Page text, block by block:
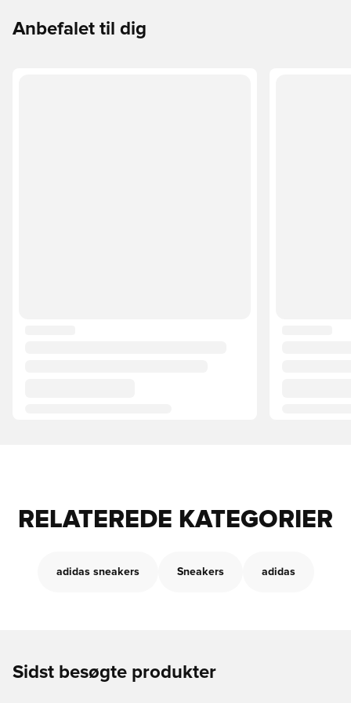
Anbefalet til dig
RELATEREDE KATEGORIER
adidas sneakers Sneakers adidas
Sidst besøgte produkter